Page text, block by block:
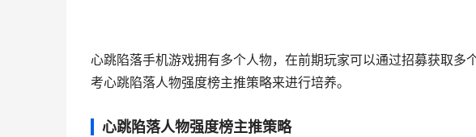
心跳陷落手机游戏拥有多个人物，在前期玩家可以通过招募获取多
考心跳陷落人物强度榜主推策略来进行培养。
心跳陷落人物强度榜主推策略